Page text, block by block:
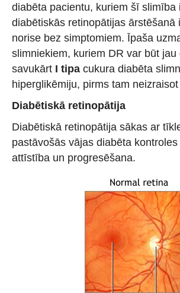
diabēta pacientu, kuriem šī
diabētiskās retinopātijas
norise bez simptomiem. Īpaša
slimniekiem, kuriem DR var būt
savukārt I tipa cukura diabēta
hiperglikēmiju, pirms tam
Diabētiskā retinopātija
Diabētiskā retinopātija sākas ar
pastāvošās vājas diabēta
attīstība un progresēšana.